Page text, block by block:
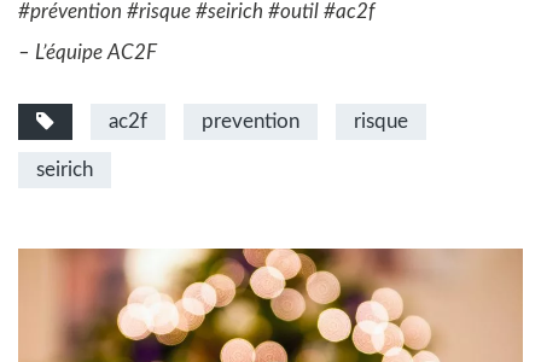
#prévention #risque #seirich #outil #ac2f
– L’équipe AC2F
ac2f prevention risque
seirich